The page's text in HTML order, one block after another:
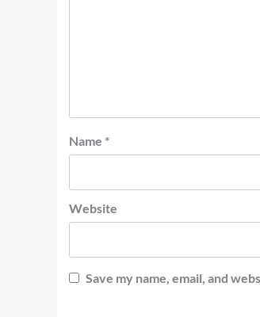
Name *
Website
Save my name, email, and